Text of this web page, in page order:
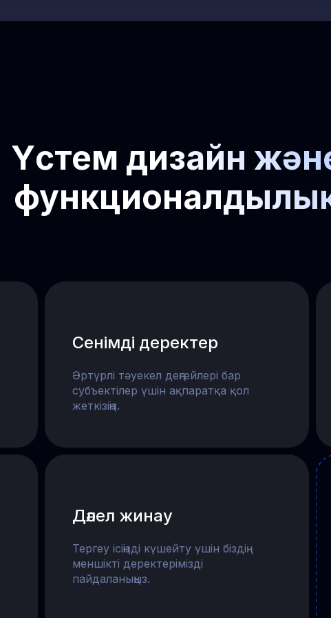
Үстем дизайн
Сенімді деректер
Әртүрлі тәуекел деңгейлері бар
субъектілер үшін ақпаратқа қол
жеткізіңіз.
Дәлел жинау
Тергеу ісіңізді күшейту үшін біздің
меншікті деректерімізді
пайдаланыңыз.